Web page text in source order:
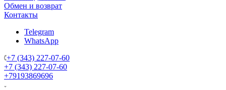
Обмен и возврат
Контакты
Telegram
WhatsApp
+7 (343) 227-07-60
+7 (343) 227-07-60
+79193869696